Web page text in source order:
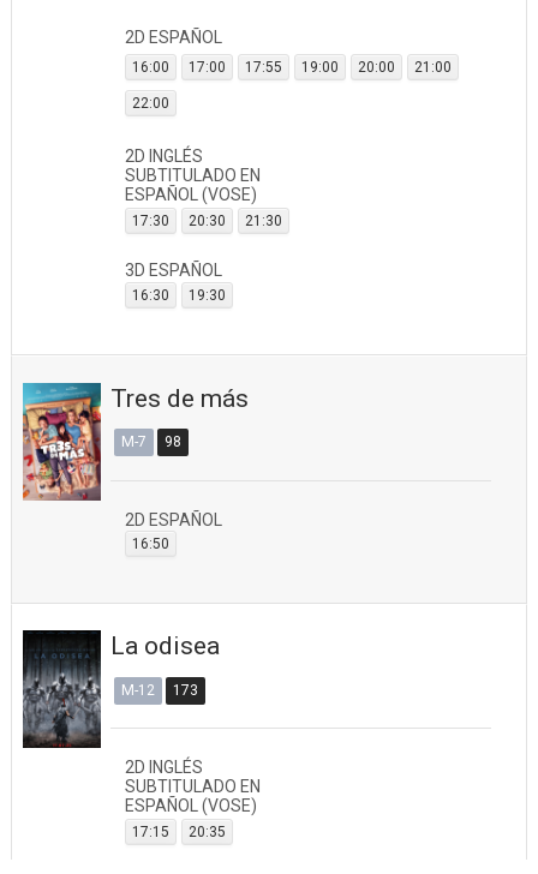
2D ESPAÑOL
16:00 17:00 17:55 19:00 20:00 21:00
22:00
2D INGLÉS
SUBTITULADO EN
ESPAÑOL (VOSE)
17:30 20:30 21:30
3D ESPAÑOL
16:30 19:30
Tres de más
M-7 98
2D ESPAÑOL
16:50
La odisea
M-12 173
2D INGLÉS
SUBTITULADO EN
ESPAÑOL (VOSE)
17:15 20:35